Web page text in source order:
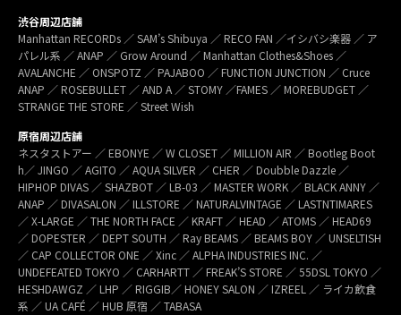
渋谷周辺店舗
Manhattan RECORDs ／ SAM’s Shibuya ／ RECO FAN ／イシバシ楽器 ／ ア
パレル系 ／ ANAP ／ Grow Around ／ Manhattan Clothes&Shoes ／
AVALANCHE ／ ONSPOTZ ／ PAJABOO ／ FUNCTION JUNCTION ／ Cruce
ANAP ／ ROSEBULLET ／ AND A ／ STOMY ／FAMES ／ MOREBUDGET ／
STRANGE THE STORE ／ Street Wish
原宿周辺店舗
ネスタストアー ／ EBONYE ／ W CLOSET ／ MILLION AIR ／ Bootleg Boot
h／ JINGO ／ AGITO ／ AQUA SILVER ／ CHER ／ Doubble Dazzle ／
HIPHOP DIVAS ／ SHAZBOT ／ LB-03 ／ MASTER WORK ／ BLACK ANNY ／
ANAP ／ DIVASALON ／ ILLSTORE ／ NATURALVINTAGE ／ LASTNTIMARES
／ X-LARGE ／ THE NORTH FACE ／ KRAFT ／ HEAD ／ ATOMS ／ HEAD69
／ DOPESTER ／ DEPT SOUTH ／ Ray BEAMS ／ BEAMS BOY ／ UNSELTISH
／ CAP COLLECTOR ONE ／ Xinc ／ ALPHA INDUSTRIES INC. ／
UNDEFEATED TOKYO ／ CARHARTT ／ FREAK’S STORE ／ 55DSL TOKYO ／
HESHDAWGZ ／ LHP ／ RIGGIB／ HONEY SALON ／ IZREEL ／ ライカ飲食
系 ／ UA CAFÉ ／ HUB 原宿 ／ TABASA